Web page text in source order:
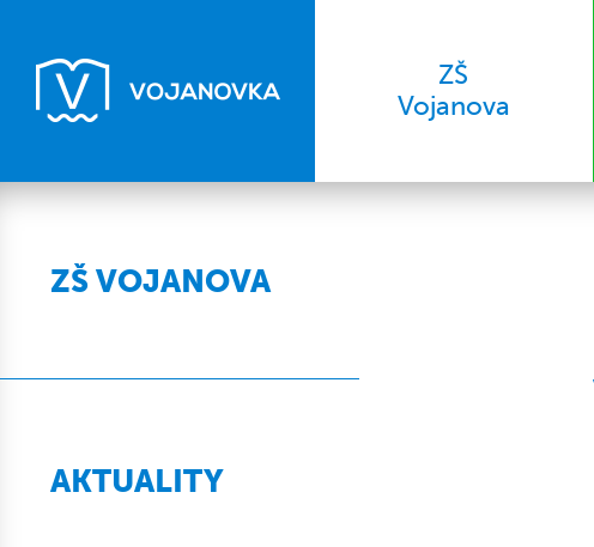
ZŠ
Vojanova
ZŠ VOJANOVA
AKTUALITY